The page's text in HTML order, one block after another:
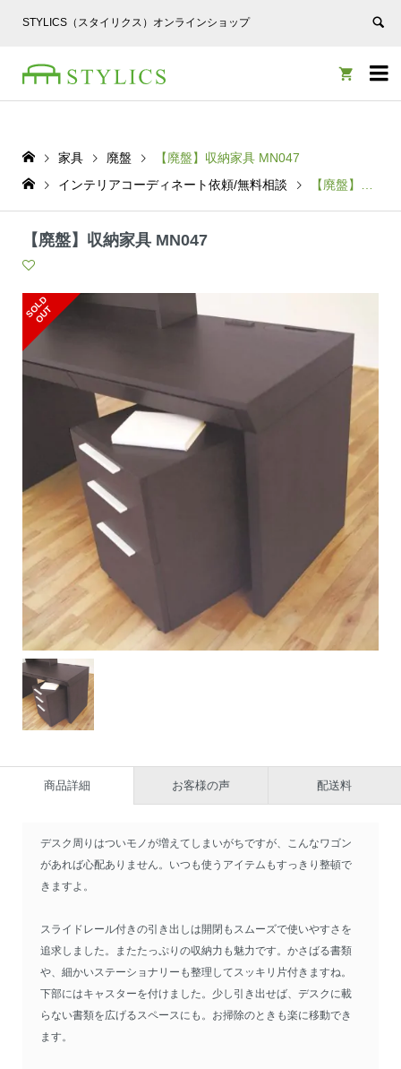
STYLICS（スタイリクス）オンラインショップ


家具 廃盤
【廃盤】収納家具 MN047
インテリアコーディネート依頼/無料相談
【廃盤】収納家具 MN047
【廃盤】収納家具 MN047
S
O
L
D
O
U
T
商品詳細 お客様の声 配送料
デスク周りはついモノが増えてしまいがちですが、こんなワゴン
があれば心配ありません。いつも使うアイテムもすっきり整頓で
きますよ。
スライドレール付きの引き出しは開閉もスムーズで使いやすさを
追求しました。またたっぷりの収納力も魅力です。かさばる書類
や、細かいステーショナリーも整理してスッキリ片付きますね。
下部にはキャスターを付けました。少し引き出せば、デスクに載
らない書類を広げるスペースにも。お掃除のときも楽に移動でき
ます。